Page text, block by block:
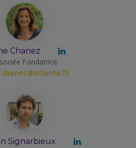
Chanez
Fondatrice
Signarbieux